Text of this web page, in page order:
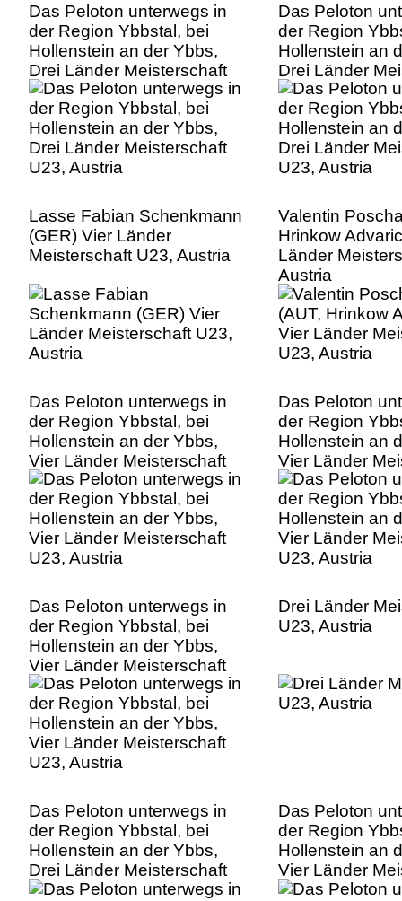
Das Peloton unterwegs in
der Region Ybbstal, bei
Hollenstein an der Ybbs,
Drei Länder Meisterschaft
U23, Austria
Das Peloton
der Region
Hollenstein an
Drei Länder
U23, Austria
Lasse Fabian Schenkmann
(GER) Vier Länder
Meisterschaft U23, Austria
Valentin
Hrinkow
Länder
Austria
Das Peloton unterwegs in
der Region Ybbstal, bei
Hollenstein an der Ybbs,
Vier Länder Meisterschaft
U23, Austria
Das Peloton
der Region
Hollenstein an
Vier Länder
U23, Austria
Das Peloton unterwegs in
der Region Ybbstal, bei
Hollenstein an der Ybbs,
Vier Länder Meisterschaft
U23, Austria
Drei Länder
U23, Austria
Das Peloton unterwegs in
der Region Ybbstal, bei
Hollenstein an der Ybbs,
Drei Länder Meisterschaft
U23, Austria
Das Peloton
der Region
Hollenstein an
Vier Länder
U23, Austria